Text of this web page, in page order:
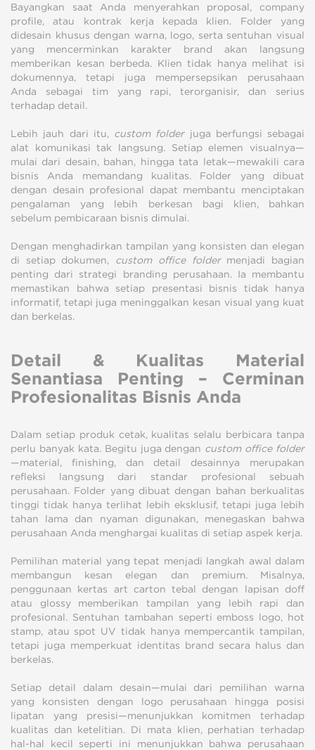
Bayangkan saat Anda menyerahkan proposal, company
profile, atau kontrak kerja kepada klien. Folder yang
didesain khusus dengan warna, logo, serta sentuhan visual
yang mencerminkan karakter brand akan langsung
memberikan kesan berbeda. Klien tidak hanya melihat isi
dokumennya, tetapi juga mempersepsikan perusahaan
Anda sebagai tim yang rapi, terorganisir, dan serius
terhadap detail.
Lebih jauh dari itu, custom folderjuga berfungsi sebagai
alat komunikasi tak langsung. Setiap elemen visualnya—
mulai dari desain, bahan, hingga tata letak—mewakili cara
bisnis Anda memandang kualitas. Folder yang dibuat
dengan desain profesional dapat membantu menciptakan
pengalaman yang lebih berkesan bagi klien, bahkan
sebelum pembicaraan bisnis dimulai.
Dengan menghadirkan tampilan yang konsisten dan elegan
di setiap dokumen, custom office foldermenjadi bagian
penting dari strategi branding perusahaan. Ia membantu
memastikan bahwa setiap presentasi bisnis tidak hanya
informatif, tetapi juga meninggalkan kesan visual yang kuat
dan berkelas.
Detail & Kualitas Material
Senantiasa Penting – Cerminan
Profesionalitas Bisnis Anda
Dalam setiap produk cetak, kualitas selalu berbicara tanpa
perlu banyak kata. Begitu juga dengan custom office folder
—material, finishing, dan detail desainnya merupakan
refleksi langsung dari standar profesional sebuah
perusahaan. Folder yang dibuat dengan bahan berkualitas
tinggi tidak hanya terlihat lebih eksklusif, tetapi juga lebih
tahan lama dan nyaman digunakan, menegaskan bahwa
perusahaan Anda menghargai kualitas di setiap aspek kerja.
Pemilihan material yang tepat menjadi langkah awal dalam
membangun kesan elegan dan premium. Misalnya,
penggunaan kertas art carton tebal dengan lapisan doff
atau glossy memberikan tampilan yang lebih rapi dan
profesional. Sentuhan tambahan seperti emboss logo, hot
stamp, atau spot UV tidak hanya mempercantik tampilan,
tetapi juga memperkuat identitas brand secara halus dan
berkelas.
Setiap detail dalam desain—mulai dari pemilihan warna
yang konsisten dengan logo perusahaan hingga posisi
lipatan yang presisi—menunjukkan komitmen terhadap
kualitas dan ketelitian. Di mata klien, perhatian terhadap
hal-hal kecil seperti ini menunjukkan bahwa perusahaan